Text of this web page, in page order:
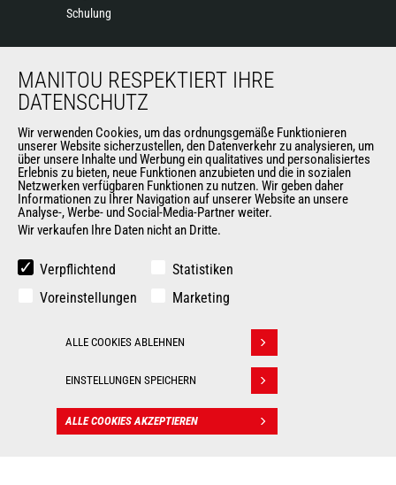
Schulung
ÜBER UNS
Die Manitou-Gruppe
Impressum
Datenschutz
Veranstaltungen
Neuigkeiten
Geschichte
WEITERE SEITEN DER MANITOU-GROUP
Manitou Group
Used Manitou Machines
Gehl
KONTAKT
MANITOU RESPEKTIERT IHRE
DATENSCHUTZ
Wir verwenden Cookies, um das ordnungsgemäße Funktionieren
unserer Website sicherzustellen, den Datenverkehr zu analysieren, um
über unsere Inhalte und Werbung ein qualitatives und personalisiertes
Erlebnis zu bieten, neue Funktionen anzubieten und die in sozialen
Netzwerken verfügbaren Funktionen zu nutzen. Wir geben daher
Informationen zu Ihrer Navigation auf unserer Website an unsere
Analyse-, Werbe- und Social-Media-Partner weiter.
Wir verkaufen Ihre Daten nicht an Dritte.
Verpflichtend
Statistiken
Voreinstellungen
Marketing
ALLE COOKIES ABLEHNEN
EINSTELLUNGEN SPEICHERN
ALLE COOKIES AKZEPTIEREN